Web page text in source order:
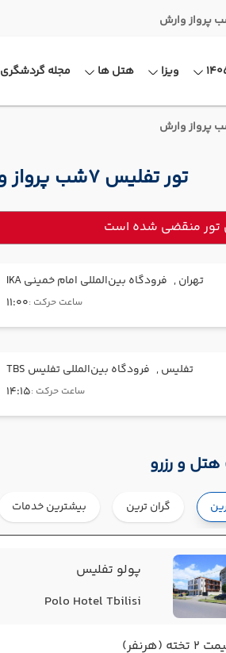
ویزا هتل ها مجله گردشگری
تور تفلیس 7شب پرواز وارش
تور منقضی شده است
تهران , فرودگاه بین‌المللی امام خمینی IKA
ساعت حرکت :11:00
تفلیس , فرودگاه بین‌المللی تفلیس TBS
ساعت حرکت :14:15
هتل و رزرو
گران ترین بیشترین خدمات
پولو تفلیس
Polo Hotel Tbilisi
تخته (هرنفر)